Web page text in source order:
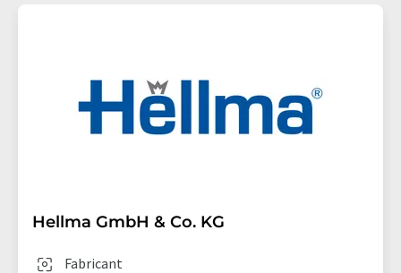
Hellma GmbH & Co. KG
Fabricant